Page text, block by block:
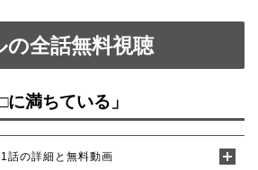
全話無料視聴
満ちている」
1話の詳細と無料動画